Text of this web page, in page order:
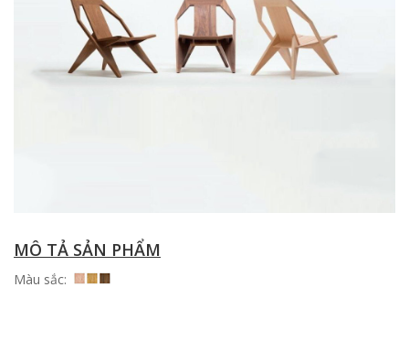
MÔ TẢ SẢN PHẨM
Màu sắc: